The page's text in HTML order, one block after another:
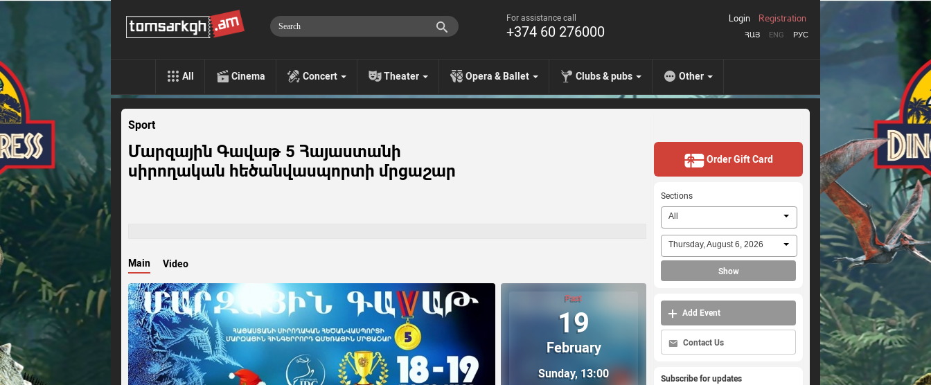
For assistance call
+374 60 276000 ՀԱՅ ENG РУС
Login Registration
All Cinema Concert Theater Opera & Ballet Clubs & pubs Other
Sport
Մարզային Գավաթ 5 Հայաստանի
սիրողական հեծանվասպորտի մրցաշար
Main Video
Past
19
February
Sunday, 13:00
Order Gift Card
Sections
All
Thursday, August 6, 2026
Show
Add Event
Contact Us
Subscribe for updates